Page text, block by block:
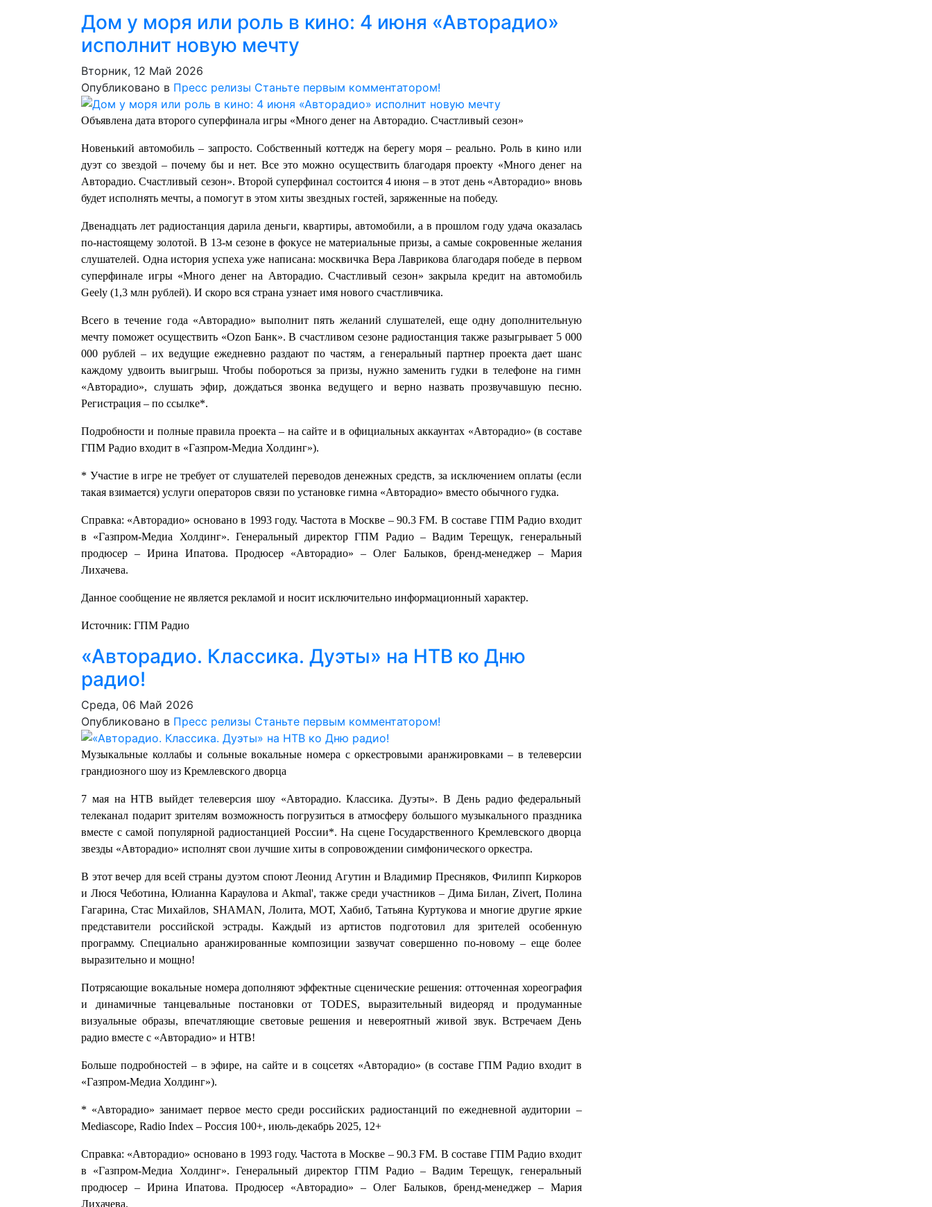
Дом у моря или роль в кино: 4 июня «Авторадио»
исполнит новую мечту
Вторник, 12 Май 2026
Опубликовано в Пресс релизы Станьте первым комментатором!
Объявлена дата второго суперфинала игры «Много денег на Авторадио. Счастливый сезон»
Новенький автомобиль – запросто. Собственный коттедж на берегу моря – реально. Роль в кино или
дуэт со звездой – почему бы и нет. Все это можно осуществить благодаря проекту «Много денег на
Авторадио. Счастливый сезон». Второй суперфинал состоится 4 июня – в этот день «Авторадио» вновь
будет исполнять мечты, а помогут в этом хиты звездных гостей, заряженные на победу.
Двенадцать лет радиостанция дарила деньги, квартиры, автомобили, а в прошлом году удача оказалась
по‑настоящему золотой. В 13-м сезоне в фокусе не материальные призы, а самые сокровенные желания
слушателей. Одна история успеха уже написана: москвичка Вера Лаврикова благодаря победе в первом
суперфинале игры «Много денег на Авторадио. Счастливый сезон» закрыла кредит на автомобиль
Geely (1,3 млн рублей). И скоро вся страна узнает имя нового счастливчика.
Всего в течение года «Авторадио» выполнит пять желаний слушателей, еще одну дополнительную
мечту поможет осуществить «Ozon Банк». В счастливом сезоне радиостанция также разыгрывает 5 000
000 рублей – их ведущие ежедневно раздают по частям, а генеральный партнер проекта дает шанс
каждому удвоить выигрыш. Чтобы побороться за призы, нужно заменить гудки в телефоне на гимн
«Авторадио», слушать эфир, дождаться звонка ведущего и верно назвать прозвучавшую песню.
Регистрация – по ссылке*.
Подробности и полные правила проекта – на сайте и в официальных аккаунтах «Авторадио» (в составе
ГПМ Радио входит в «Газпром-Медиа Холдинг»).
* Участие в игре не требует от слушателей переводов денежных средств, за исключением оплаты (если
такая взимается) услуги операторов связи по установке гимна «Авторадио» вместо обычного гудка.
Справка: «Авторадио» основано в 1993 году. Частота в Москве – 90.3 FM. В составе ГПМ Радио входит
в «Газпром-Медиа Холдинг». Генеральный директор ГПМ Радио – Вадим Терещук, генеральный
продюсер – Ирина Ипатова. Продюсер «Авторадио» – Олег Балыков, бренд-менеджер – Мария
Лихачева.
Данное сообщение не является рекламой и носит исключительно информационный характер.
Источник: ГПМ Радио
«Авторадио. Классика. Дуэты» на НТВ ко Дню
радио!
Среда, 06 Май 2026
Опубликовано в Пресс релизы Станьте первым комментатором!
Музыкальные коллабы и сольные вокальные номера с оркестровыми аранжировками – в телеверсии
грандиозного шоу из Кремлевского дворца
7 мая на НТВ выйдет телеверсия шоу «Авторадио. Классика. Дуэты». В День радио федеральный
телеканал подарит зрителям возможность погрузиться в атмосферу большого музыкального праздника
вместе с самой популярной радиостанцией России*. На сцене Государственного Кремлевского дворца
звезды «Авторадио» исполнят свои лучшие хиты в сопровождении симфонического оркестра.
В этот вечер для всей страны дуэтом споют Леонид Агутин и Владимир Пресняков, Филипп Киркоров
и Люся Чеботина, Юлианна Караулова и Akmal', также среди участников – Дима Билан, Zivert, Полина
Гагарина, Стас Михайлов, SHAMAN, Лолита, МОТ, Хабиб, Татьяна Куртукова и многие другие яркие
представители российской эстрады. Каждый из артистов подготовил для зрителей особенную
программу. Специально аранжированные композиции зазвучат совершенно по-новому – еще более
выразительно и мощно!
Потрясающие вокальные номера дополняют эффектные сценические решения: отточенная хореография
и динамичные танцевальные постановки от TODES, выразительный видеоряд и продуманные
визуальные образы, впечатляющие световые решения и невероятный живой звук. Встречаем День
радио вместе с «Авторадио» и НТВ!
Больше подробностей – в эфире, на сайте и в соцсетях «Авторадио» (в составе ГПМ Радио входит в
«Газпром-Медиа Холдинг»).
* «Авторадио» занимает первое место среди российских радиостанций по ежедневной аудитории –
Mediascope, Radio Index – Россия 100+, июль-декабрь 2025, 12+
Справка: «Авторадио» основано в 1993 году. Частота в Москве – 90.3 FM. В составе ГПМ Радио входит
в «Газпром-Медиа Холдинг». Генеральный директор ГПМ Радио – Вадим Терещук, генеральный
продюсер – Ирина Ипатова. Продюсер «Авторадио» – Олег Балыков, бренд-менеджер – Мария
Лихачева.